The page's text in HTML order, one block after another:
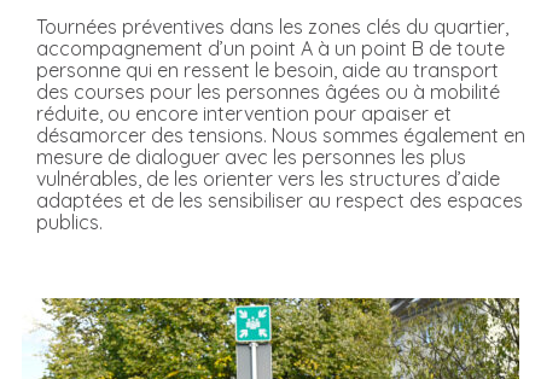
Tournées préventives dans les zones clés du quartier,
accompagnement d’un point A à un point B de toute
personne qui en ressent le besoin, aide au transport
des courses pour les personnes âgées ou à mobilité
réduite, ou encore intervention pour apaiser et
désamorcer des tensions. Nous sommes également en
mesure de dialoguer avec les personnes les plus
vulnérables, de les orienter vers les structures d’aide
adaptées et de les sensibiliser au respect des espaces
publics.